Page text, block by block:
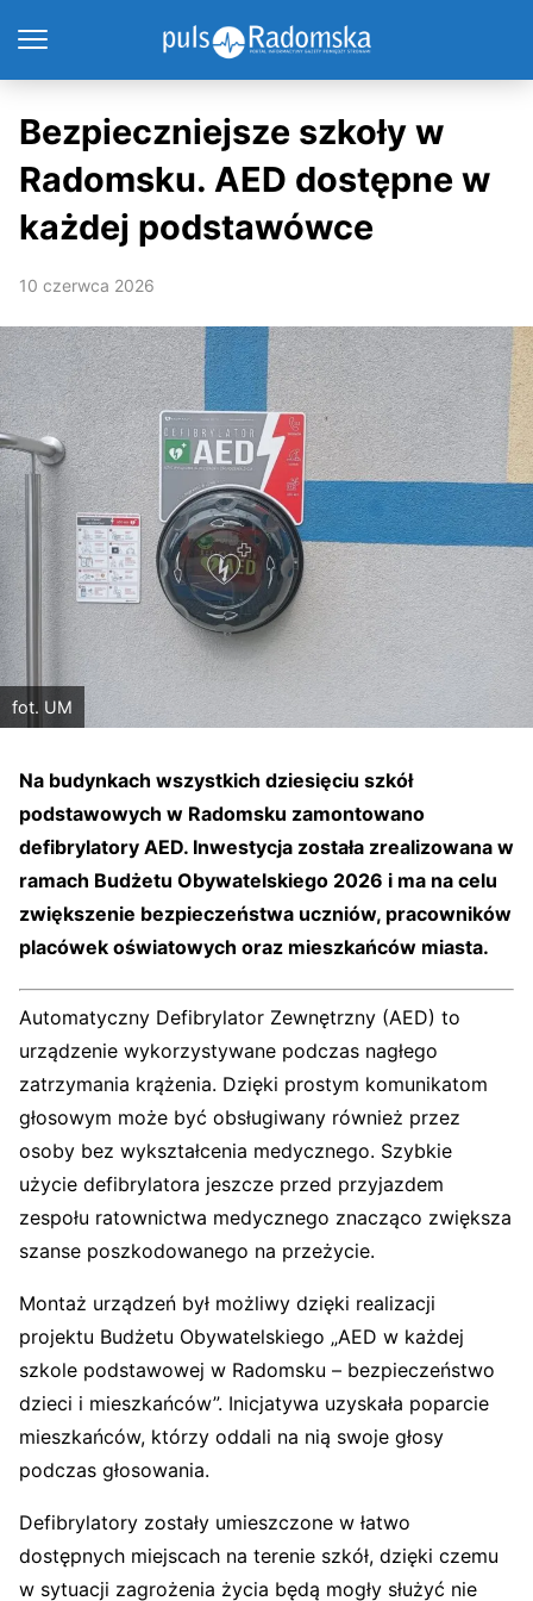
Bezpieczniejsze szkoły w
Radomsku. AED dostępne w
każdej podstawówce
10 czerwca 2026
fot. UM
Na budynkach wszystkich dziesięciu szkół
podstawowych w Radomsku zamontowano
defibrylatory AED. Inwestycja została zrealizowana w
ramach Budżetu Obywatelskiego 2026 i ma na celu
zwiększenie bezpieczeństwa uczniów, pracowników
placówek oświatowych oraz mieszkańców miasta.
Automatyczny Defibrylator Zewnętrzny (AED) to
urządzenie wykorzystywane podczas nagłego
zatrzymania krążenia. Dzięki prostym komunikatom
głosowym może być obsługiwany również przez
osoby bez wykształcenia medycznego. Szybkie
użycie defibrylatora jeszcze przed przyjazdem
zespołu ratownictwa medycznego znacząco zwiększa
szanse poszkodowanego na przeżycie.
Montaż urządzeń był możliwy dzięki realizacji
projektu Budżetu Obywatelskiego „AED w każdej
szkole podstawowej w Radomsku – bezpieczeństwo
dzieci i mieszkańców”. Inicjatywa uzyskała poparcie
mieszkańców, którzy oddali na nią swoje głosy
podczas głosowania.
Defibrylatory zostały umieszczone w łatwo
dostępnych miejscach na terenie szkół, dzięki czemu
w sytuacji zagrożenia życia będą mogły służyć nie